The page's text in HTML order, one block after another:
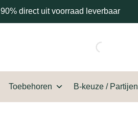
90% direct uit voorraad leverbaar
Toebehoren B-keuze / Partijen